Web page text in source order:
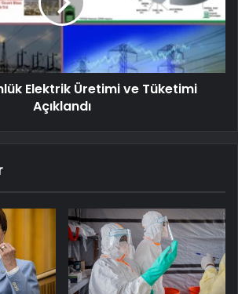
Elektrik Üretimi ve Tüketimi
Açıklandı